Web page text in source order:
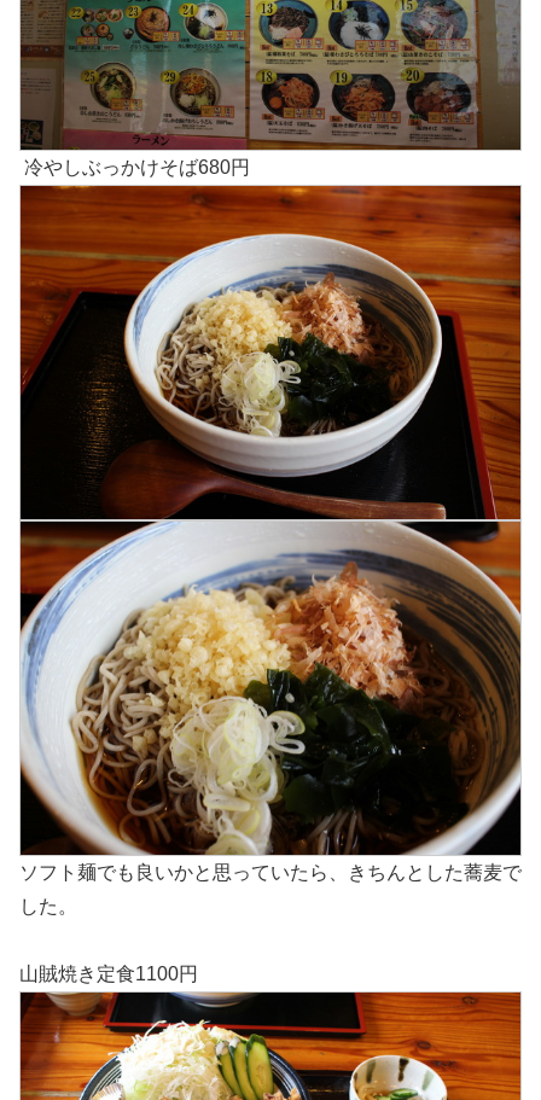
冷やしぶっかけそば680円
ソフト麺でも良いかと思っていたら、きちんとした蕎麦で
した。
山賊焼き定食1100円